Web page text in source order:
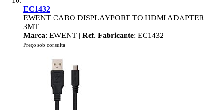
EC1432
EWENT CABO DISPLAYPORT TO HDMI ADAPTER
3MT
Marca: EWENT | Ref. Fabricante: EC1432
Preço sob consulta